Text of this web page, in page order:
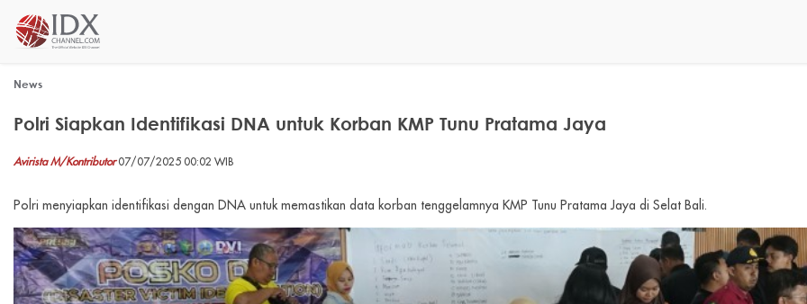
News
Polri Siapkan Identifikasi DNA untuk Korban KMP Tunu Pratama Jaya
Avirista M/Kontributor07/07/2025 00:02 WIB
Polri menyiapkan identifikasi dengan DNA untuk memastikan data korban tenggelamnya KMP Tunu Pratama Jaya di Selat Bali.